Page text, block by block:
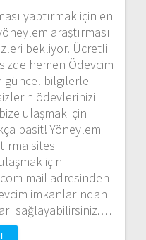
yaptırmak için en
araştırması
bekliyor. Ücretli
hemen Ödevcim
güncel bilgilerle
ödevlerinizi
ulaşmak için
basit! Yöneylem
sitesi
için
mail adresinden
imkanlarından
sağlayabilirsiniz.…